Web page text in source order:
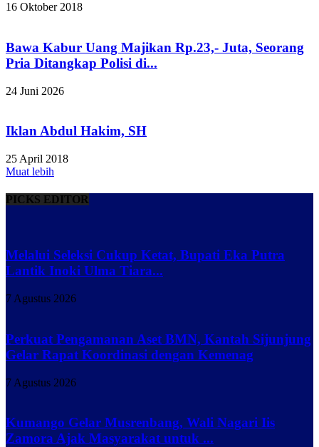
16 Oktober 2018
Bawa Kabur Uang Majikan Rp.23,- Juta, Seorang
Pria Ditangkap Polisi di...
24 Juni 2026
Iklan Abdul Hakim, SH
25 April 2018
Muat lebih
PICKS EDITOR
Melalui Seleksi Cukup Ketat, Bupati Eka Putra
Lantik Inoki Ulma Tiara...
7 Agustus 2026
Perkuat Pengamanan Aset BMN, Kantah Sijunjung
Gelar Rapat Koordinasi dengan Kemenag
7 Agustus 2026
Kumango Gelar Musrenbang, Wali Nagari Iis
Zamora Ajak Masyarakat untuk ...